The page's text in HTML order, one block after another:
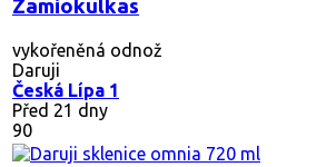
Zamiokulkas
vykořeněná odnož
Daruji
Česká Lípa 1
Před 21 dny
90